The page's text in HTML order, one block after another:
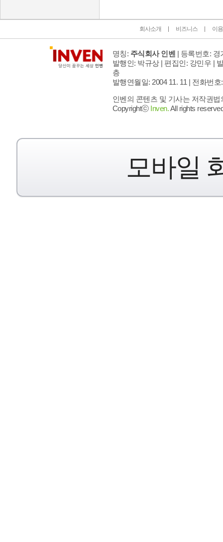
회사소개 비즈니스 이
명칭: 주식회사 인벤 | 등록번호: 경
발행인: 박규상 | 편집인: 강민우 |
층
발행연월일: 2004 11. 11 | 전화번호
인벤의 콘텐츠 및 기사는 저작권
Copyrightⓒ Inven.All rights
모바일